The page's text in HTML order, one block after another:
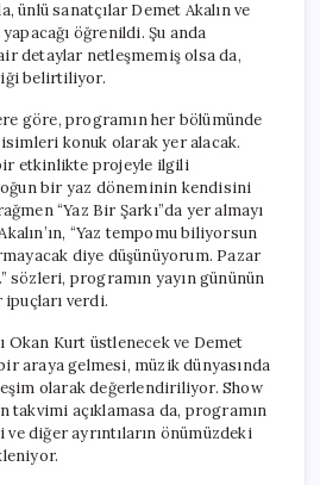
Geri
Dönüyor
için
ünlü sanatçılar Demet Akalın ve
yapacağı öğrenildi. Şu anda
detaylar netleşmemiş olsa da,
belirtiliyor.
göre, programın her bölümünde
isimleri konuk olarak yer alacak.
bir etkinlikte projeyle ilgili
bir yaz döneminin kendisini
“Yaz Bir Şarkı”da yer almayı
“Yaz tempomu biliyorsun
diye düşünüyorum. Pazar
sözleri, programın yayın gününün
verdi.
Okan Kurt üstlenecek ve Demet
bir araya gelmesi, müzik dünyasında
olarak değerlendiriliyor. Show
takvimi açıklamasa da, programın
diğer ayrıntıların önümüzdeki